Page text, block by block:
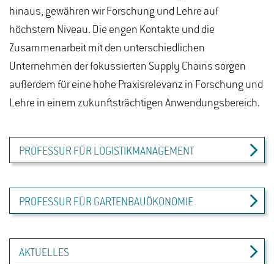
hinaus, gewähren wir Forschung und Lehre auf
höchstem Niveau. Die engen Kontakte und die
Zusammenarbeit mit den unterschiedlichen
Unternehmen der fokussierten Supply Chains sorgen
außerdem für eine hohe Praxisrelevanz in Forschung und
Lehre in einem zukunftsträchtigen Anwendungsbereich.
PROFESSUR FÜR LOGISTIKMANAGEMENT
PROFESSUR FÜR GARTENBAUÖKONOMIE
AKTUELLES